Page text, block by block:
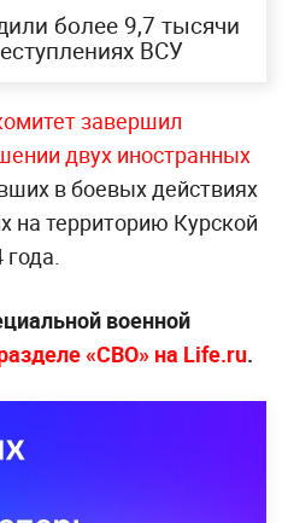
более 9,7 тысячи
ВСУ
завершил
двух иностранных
в боевых действиях
на территорию Курской
военной
«СВО» на Life.ru.